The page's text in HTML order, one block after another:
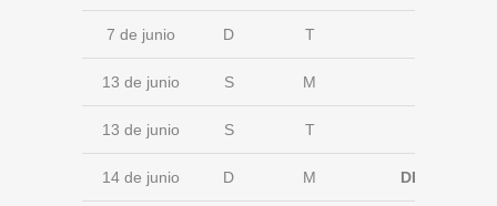
7 de junio D T
13 de junio S M
13 de junio S T
14 de junio D M DERIO